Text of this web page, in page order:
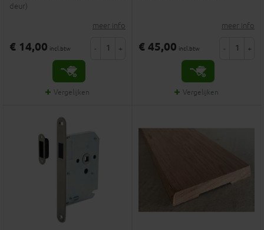
deur)
meer info
€ 14,00 incl.btw - +
Vergelijken
meer info
€ 45,00 incl.btw - +
Vergelijken